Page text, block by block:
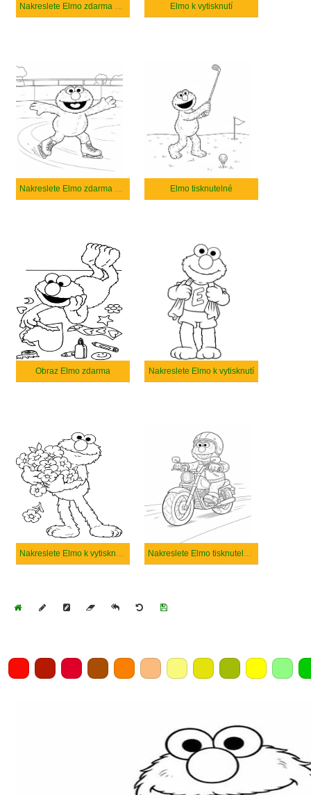
Nakreslete Elmo zdarma pro děti Elmo k vytisknutí
Nakreslete Elmo zdarma prostý Elmo tisknutelné
Obraz Elmo zdarma Nakreslete Elmo k vytisknutí
Nakreslete Elmo k vytisknutí zdarma Nakreslete Elmo tisknutelné pro děti